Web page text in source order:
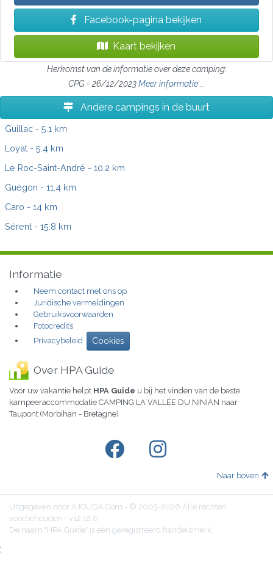
Facebook-pagina bekijken
Kaart bekijken
Herkomst van de informatie over deze camping:
CPG - 26/12/2023Meer informatie ...
Andere campings in de buurt
Guillac - 5.1 km
Loyat - 5.4 km
Le Roc-Saint-André - 10.2 km
Guégon - 11.4 km
Caro - 14 km
Sérent - 15.8 km
Informatie
Neem contact met ons op
Juridische vermeldingen
Gebruiksvoorwaarden
Fotocredits
Privacybeleid
Cookies
Over HPA Guide
Voor uw vakantie helpt HPA Guide u bij het vinden van de beste
kampeeraccommodatie CAMPING LA VALLÉE DU NINIAN naar
Taupont (Morbihan - Bretagne)
Naar boven
Uitgegeven door AJOUDA.Com - © 2003-2026 Alle rechten
voorbehouden - v12.12.0
De naam "HPA Guide" is een geregistreerd handelsmerk.
;